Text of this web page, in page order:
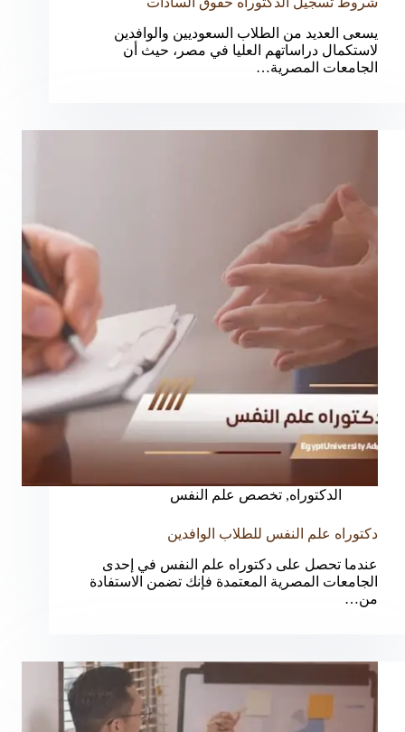
يسعى العديد من الطلاب السعوديين والوافدين
لاستكمال دراساتهم العليا في مصر، حيث أن
الجامعات المصرية…
الدكتوراه, تخصص علم النفس
دكتوراه علم النفس للطلاب الوافدين
عندما تحصل على دكتوراه علم النفس في إحدى
الجامعات المصرية المعتمدة فإنك تضمن الاستفادة
من…